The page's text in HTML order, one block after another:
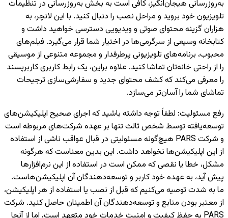
به‌روزرسانی هیجان‌انگیز، کافی است به بخش به‌روزرسانی در تنظیمات
تلویزیون خود بروید و مراحل نصب را دنبال کنید. با این لانچر، به
هزاران گزینه محتوای صوتی و ویدیویی دسترسی خواهید داشت و
کتابخانه وسیعی از سرگرمی‌ها در اختیار شما قرار می‌گیرد. فیلم‌های
محبوب، برنامه‌های تلویزیونی پرطرفدار و مجموعه متنوعی از موسیقی
را از راحتی خانه‌تان تماشا کنید. علاوه براین، یک رابط کاربری کاربرپسند
را معرفی می‌کند که کشف محتوای جدید و سفارشی‌سازی ترجیحات
تماشای شما را آسان‌تر می‌سازد.
رفع مسئولیت: لطفاً توجه داشته باشید که اجرای صحیح اپلیکیشن‌های
توسعه‌یافته توسط شخص ثالث تنها بر عهده شرکت‌های مربوطه است
و شرکت PARS هیچ‌گونه مسئولیتی در قبال عواقب ناشی از استفاده
از این اپلیکیشن‌ها نخواهد داشت. این بدین معناست که هرگونه
مشکل، خطا یا نقصی که ممکن است در استفاده از این نرم‌افزارها
پیش آید، به عهده خود کاربر و توسعه‌دهندگان آن اپلیکیشن‌هاست.
ما به شدت توصیه می‌کنیم که قبل از نصب یا استفاده از هر اپلیکیشن،
از معتبر بودن منابع و توسعه‌دهندگان آن اطمینان حاصل کنید. شرکت